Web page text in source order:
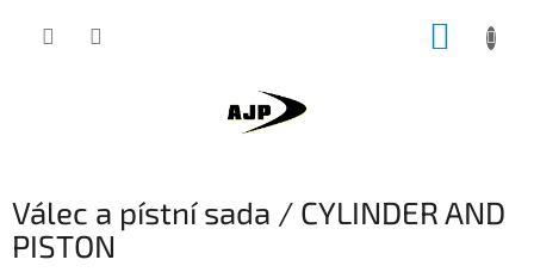
Válec a pístní sada / CYLINDER AND
PISTON